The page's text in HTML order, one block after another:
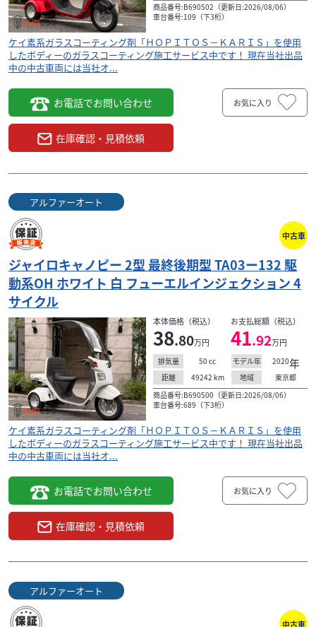
商品番号:B690502（更新日:2026/08/06）
車台番号:109（下3桁）
ケイ素系ガラスコーティング剤「ＨＯＰＩＴＯＳ－ＫＡＲＩＳ」を使用
したボディーのガラスコーティング施工サービス中です！ 現在当社出品
中の中古車両には当社オ...
お電話でお問い合わせ
在庫確認・見積依頼
お気に入り
アルファーオート
中古車
ジャイロキャノピー 2型 最終後期型 TA03ー132 駆
動系OH ホワイト 白 フューエルインジェクション 4
サイクル
本体価格（税込）
38.80万円
お支払総額（税込）
41.92万円
排気量 50 cc モデル年 2020年
距離 49242 km 地域
東京都
商品番号:B690500（更新日:2026/08/06）
車台番号:689（下3桁）
ケイ素系ガラスコーティング剤「ＨＯＰＩＴＯＳ－ＫＡＲＩＳ」を使用
したボディーのガラスコーティング施工サービス中です！ 現在当社出品
中の中古車両には当社オ...
お電話でお問い合わせ
在庫確認・見積依頼
お気に入り
アルファーオート
中古車